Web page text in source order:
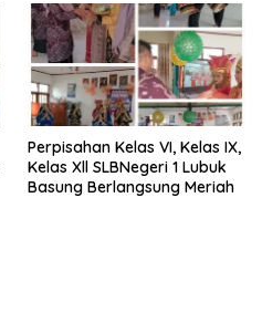
Perpisahan Kelas VI, Kelas IX,
Kelas Xll SLBNegeri 1 Lubuk
Basung Berlangsung Meriah